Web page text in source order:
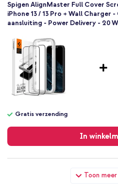
Toon
Spigen AlignMaster Full Cover
iPhone 13 / 13 Pro + Wall Charger
aansluiting - Power Delivery - 20
Gratis verzending
In
verzending
Spigen AlignMaster Full Cover
iPhone 13 / 13 Pro + USB-C naar